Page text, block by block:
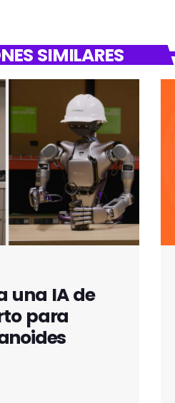
SIMILARES
una IA de
para